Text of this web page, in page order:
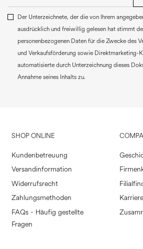
Der Unterzeichnete, der die von Ihrem
ausdrücklich und freiwillig gelesen hat stimmt
personenbezogenen Daten für die Zwecke des
und Verkaufsförderung sowie Direktmarketing-
automatisierte durch Unterzeichnung dieses
Annahme seines Inhalts zu.
SHOP ONLINE
Kundenbetreuung
Versandinformation
Widerrufsrecht
Zahlungsmethoden
FAQs - Häufig gestellte
Fragen